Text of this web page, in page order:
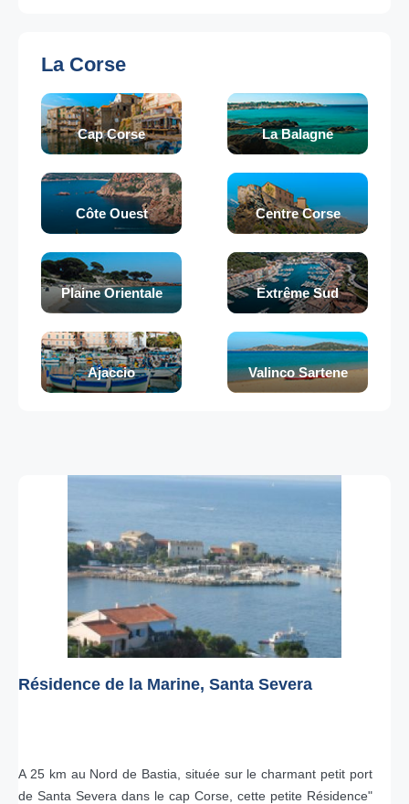
La Corse
Cap Corse La Balagne
Côte Ouest Centre Corse
Plaine Orientale Extrême Sud
Ajaccio Valinco Sartene
Résidence de la Marine, Santa Severa
A 25 km au Nord de Bastia, située sur le charmant petit port
de Santa Severa dans le cap Corse, cette petite Résidence"